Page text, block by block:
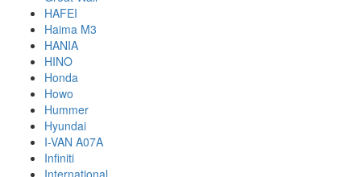
HAFEI
Haima M3
HANIA
HINO
Honda
Howo
Hummer
Hyundai
I-VAN A07A
Infiniti
International